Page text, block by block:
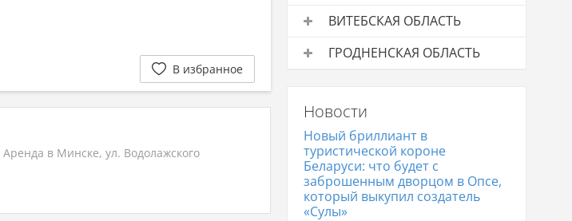
В избранное
Аренда в Минске, ул. Водолажского
Квартиры в Гомеле
ВИТЕБСКАЯ ОБЛАСТЬ
ГРОДНЕНСКАЯ ОБЛАСТЬ
Квартиры в Гродно
Новости
Новый бриллиант в
туристической короне
Беларуси: что будет с
заброшенным дворцом в Опсе,
который выкупил создатель
«Сулы»